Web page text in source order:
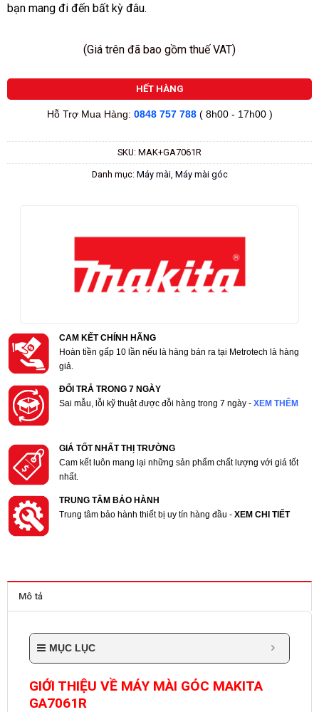
bạn mang đi đến bất kỳ đâu.
(Giá trên đã bao gồm thuế VAT)
HẾT HÀNG
Hỗ Trợ Mua Hàng: 0848 757 788 ( 8h00 - 17h00 )
SKU: MAK+GA7061R
Danh mục: Máy mài, Máy mài góc
CAM KẾT CHÍNH HÃNG
Hoàn tiền gấp 10 lần nếu là hàng bán ra tại Metrotech là hàng
giả.
ĐỔI TRẢ TRONG 7 NGÀY
Sai mẫu, lỗi kỹ thuật được đỗi hàng trong 7 ngày - XEM THÊM
GIÁ TỐT NHẤT THỊ TRƯỜNG
Cam kết luôn mang lại những sản phẩm chất lượng với giá tốt
nhất.
TRUNG TÂM BẢO HÀNH
Trung tâm bảo hành thiết bị uy tín hàng đầu -XEM CHI TIẾT
Mô tả
MỤC LỤC
GIỚI THIỆU VỀ MÁY MÀI GÓC MAKITA
GA7061R